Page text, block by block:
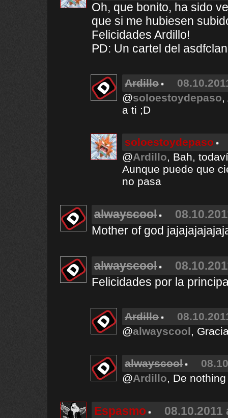
Oh, que bonito, ha sido
que si me hubiesen
Felicidades Ardillo!
PD: Un cartel del
Ardillo
@soloestoydepaso,
a ti ;D
soloestoydepaso
@Ardillo, Bah,
Aunque puede que
no pasa
alwayscool
Mother of god
alwayscool
Felicidades por la
Ardillo
@alwayscool,
alwayscool
@Ardillo, De
Espasmo
08.10.2011